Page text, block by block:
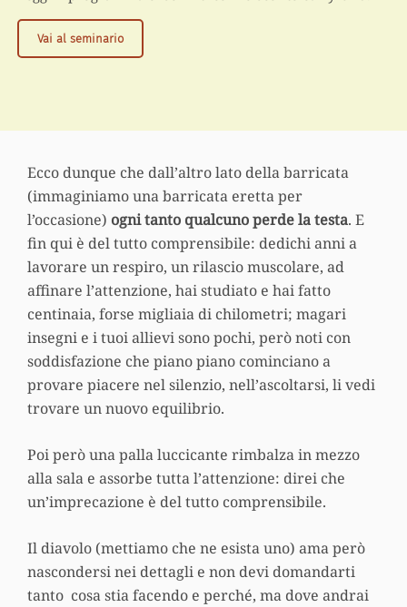
Vai al seminarioYogasana
13:
una
possibile?
Ecco dunque che dall’altro lato della barricata
(immaginiamo una barricata eretta per
l’occasione) ogni tanto qualcuno perde la testa. E
fin qui è del tutto comprensibile: dedichi anni a
lavorare un respiro, un rilascio muscolare, ad
affinare l’attenzione, hai studiato e hai fatto
centinaia, forse migliaia di chilometri; magari
insegni e i tuoi allievi sono pochi, però noti con
soddisfazione che piano piano cominciano a
provare piacere nel silenzio, nell’ascoltarsi, li vedi
trovare un nuovo equilibrio.
Poi però una palla luccicante rimbalza in mezzo
alla sala e assorbe tutta l’attenzione: direi che
un’imprecazione è del tutto comprensibile.
Il diavolo (mettiamo che ne esista uno) ama però
nascondersi nei dettagli e non devi domandarti
tanto cosa stia facendo e perché, ma dove andrai